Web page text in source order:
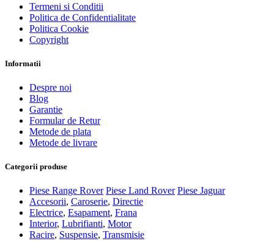
Termeni si Conditii
Politica de Confidentialitate
Politica Cookie
Copyright
Informatii
Despre noi
Blog
Garantie
Formular de Retur
Metode de plata
Metode de livrare
Categorii produse
Piese Range Rover Piese Land Rover Piese Jaguar
Accesorii, Caroserie, Directie
Electrice, Esapament, Frana
Interior, Lubrifianti, Motor
Racire, Suspensie, Transmisie